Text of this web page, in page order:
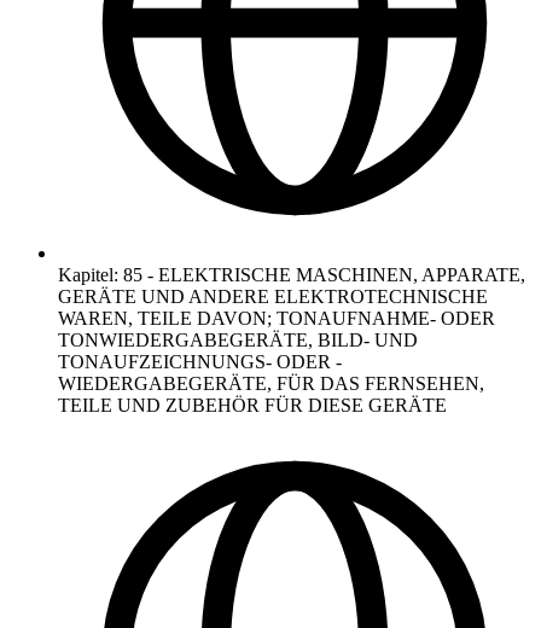
Kapitel: 85 - ELEKTRISCHE MASCHINEN, APPARATE,
GERÄTE UND ANDERE ELEKTROTECHNISCHE
WAREN, TEILE DAVON; TONAUFNAHME- ODER
TONWIEDERGABEGERÄTE, BILD- UND
TONAUFZEICHNUNGS- ODER -
WIEDERGABEGERÄTE, FÜR DAS FERNSEHEN,
TEILE UND ZUBEHÖR FÜR DIESE GERÄTE